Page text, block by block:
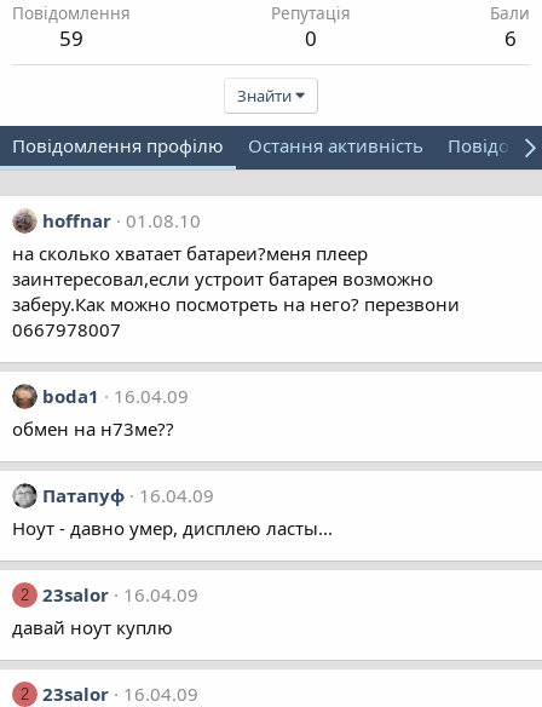
Повідомлення
59
Репутація
0
Бали
6
Знайти
Повідомлення профілю Остання активність
hoffnar 01.08.10
на сколько хватает батареи?меня плеер
заинтересовал,если устроит батарея возможно
заберу.Как можно посмотреть на него? перезвони
0667978007
boda1
16.04.09
обмен на н73ме??
Патапуф
16.04.09
Ноут - давно умер, дисплею ласты...
2 23salor
16.04.09
давай ноут куплю
2 23salor 16.04.09